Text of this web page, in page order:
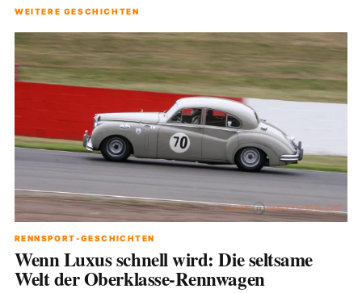
WEITERE GESCHICHTEN
RENNSPORT-GESCHICHTEN
Wenn Luxus schnell wird: Die seltsame
Welt der Oberklasse-Rennwagen